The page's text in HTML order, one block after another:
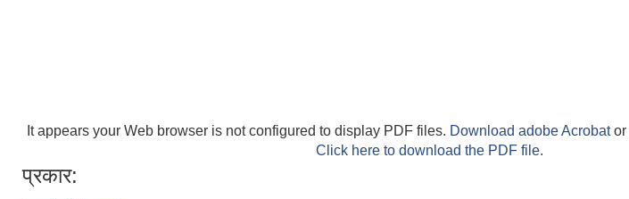
It appears your Web browser is not configured to display PDF files. Download adobe Acrobator
Click here to download the PDF file.
प्रकार: